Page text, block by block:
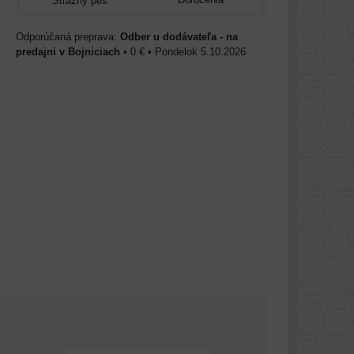
Odber u dodávateľa - na
predajni v Bojniciach • 0 € • Pondelok 5.10.2026